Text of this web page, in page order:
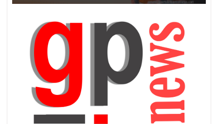
CEEI Torrefarrera